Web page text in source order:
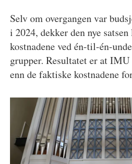
Selv om overgangen var
i 2024, dekker den nye
kostnadene ved én-til-én-
grupper. Resultatet er at
enn de faktiske kostnadene